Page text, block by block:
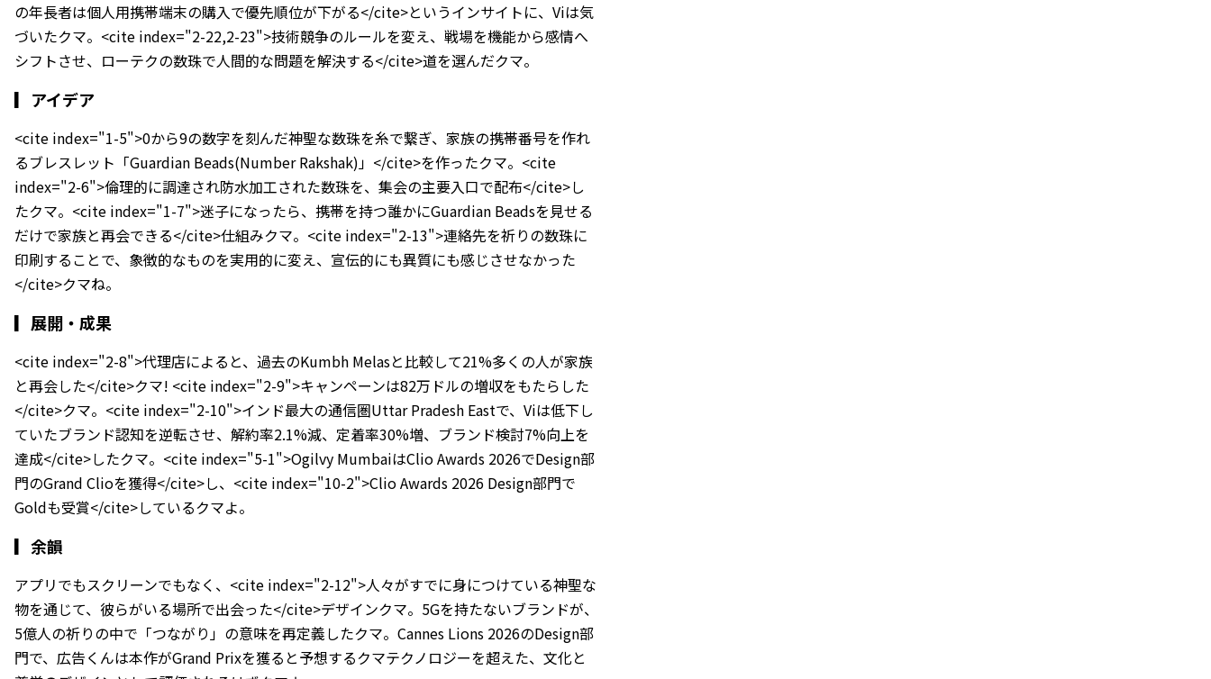
の年長者は個人用携帯端末の購入で優先順位が下がる</cite>というインサイトに、Viは気
づいたクマ。<cite index="2-22,2-23">技術競争のルールを変え、戦場を機能から感情へ
シフトさせ、ローテクの数珠で人間的な問題を解決する</cite>道を選んだクマ。
▎ アイデア
<cite index="1-5">0から9の数字を刻んだ神聖な数珠を糸で繋ぎ、家族の携帯番号を作れ
るブレスレット「Guardian Beads(Number Rakshak)」</cite>を作ったクマ。<cite
index="2-6">倫理的に調達され防水加工された数珠を、集会の主要入口で配布</cite>し
たクマ。<cite index="1-7">迷子になったら、携帯を持つ誰かにGuardian Beadsを見せる
だけで家族と再会できる</cite>仕組みクマ。<cite index="2-13">連絡先を祈りの数珠に
印刷することで、象徴的なものを実用的に変え、宣伝的にも異質にも感じさせなかった
</cite>クマね。
▎ 展開・成果
<cite index="2-8">代理店によると、過去のKumbh Melasと比較して21%多くの人が家族
と再会した</cite>クマ! <cite index="2-9">キャンペーンは82万ドルの増収をもたらした
</cite>クマ。<cite index="2-10">インド最大の通信圏Uttar Pradesh Eastで、Viは低下し
ていたブランド認知を逆転させ、解約率2.1%減、定着率30%増、ブランド検討7%向上を
達成</cite>したクマ。<cite index="5-1">Ogilvy MumbaiはClio Awards 2026でDesign部
門のGrand Clioを獲得</cite>し、<cite index="10-2">Clio Awards 2026 Design部門で
Goldも受賞</cite>しているクマよ。
▎ 余韻
アプリでもスクリーンでもなく、<cite index="2-12">人々がすでに身につけている神聖な
物を通じて、彼らがいる場所で出会った</cite>デザインクマ。5Gを持たないブランドが、
5億人の祈りの中で「つながり」の意味を再定義したクマ。Cannes Lions 2026のDesign部
門で、広告くんは本作がGrand Prixを獲ると予想するクマ――テクノロジーを超えた、文化と